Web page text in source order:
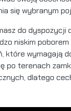
się wybranym
do dyspozycji
niskim
które wymagają
po terenach
dlatego